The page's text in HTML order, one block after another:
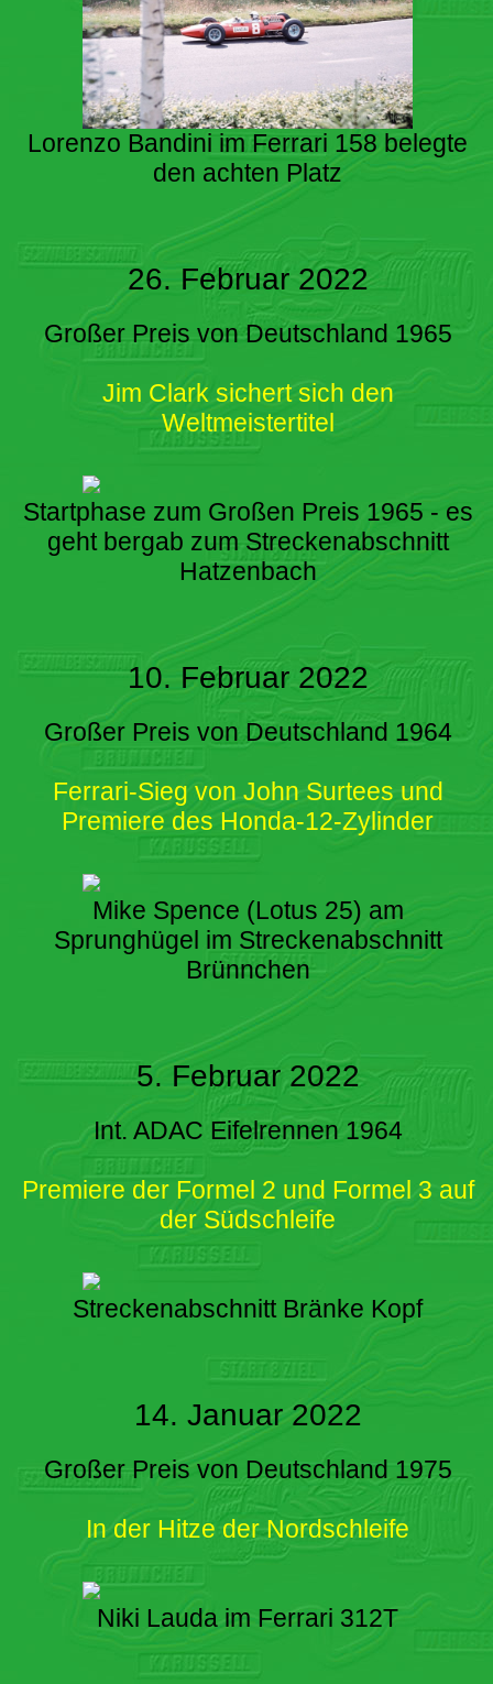
Lorenzo Bandini im Ferrari 158 belegte
den achten Platz
26. Februar 2022
Großer Preis von Deutschland 1965
Jim Clark sichert sich den
Weltmeistertitel
Startphase zum Großen Preis 1965 - es
geht bergab zum Streckenabschnitt
Hatzenbach
10. Februar 2022
Großer Preis von Deutschland 1964
Ferrari-Sieg von John Surtees und
Premiere des Honda-12-Zylinder
Mike Spence (Lotus 25) am
Sprunghügel im Streckenabschnitt
Brünnchen
5. Februar 2022
Int. ADAC Eifelrennen 1964
Premiere der Formel 2 und Formel 3 auf
der Südschleife
Streckenabschnitt Bränke Kopf
14. Januar 2022
Großer Preis von Deutschland 1975
In der Hitze der Nordschleife
Niki Lauda im Ferrari 312T